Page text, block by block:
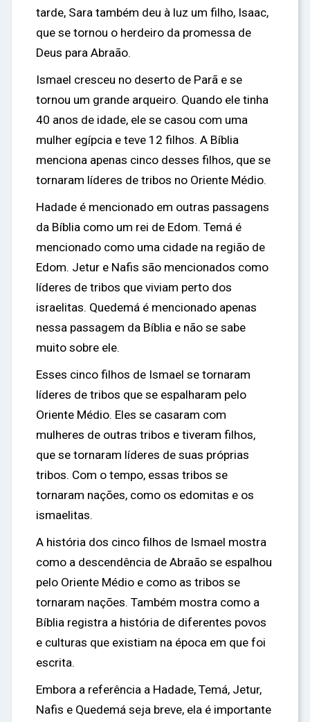
tarde, Sara também deu à luz um filho, Isaac,
que se tornou o herdeiro da promessa de
Deus para Abraão.
Ismael cresceu no deserto de Parã e se
tornou um grande arqueiro. Quando ele tinha
40 anos de idade, ele se casou com uma
mulher egípcia e teve 12 filhos. A Bíblia
menciona apenas cinco desses filhos, que se
tornaram líderes de tribos no Oriente Médio.
Hadade é mencionado em outras passagens
da Bíblia como um rei de Edom. Temá é
mencionado como uma cidade na região de
Edom. Jetur e Nafis são mencionados como
líderes de tribos que viviam perto dos
israelitas. Quedemá é mencionado apenas
nessa passagem da Bíblia e não se sabe
muito sobre ele.
Esses cinco filhos de Ismael se tornaram
líderes de tribos que se espalharam pelo
Oriente Médio. Eles se casaram com
mulheres de outras tribos e tiveram filhos,
que se tornaram líderes de suas próprias
tribos. Com o tempo, essas tribos se
tornaram nações, como os edomitas e os
ismaelitas.
A história dos cinco filhos de Ismael mostra
como a descendência de Abraão se espalhou
pelo Oriente Médio e como as tribos se
tornaram nações. Também mostra como a
Bíblia registra a história de diferentes povos
e culturas que existiam na época em que foi
escrita.
Embora a referência a Hadade, Temá, Jetur,
Nafis e Quedemá seja breve, ela é importante